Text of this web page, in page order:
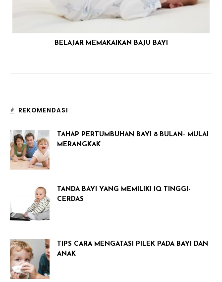
BELAJAR MEMAKAIKAN BAJU BAYI
REKOMENDASI
TAHAP PERTUMBUHAN BAYI 8 BULAN- MULAI
MERANGKAK
TANDA BAYI YANG MEMILIKI IQ TINGGI-
CERDAS
TIPS CARA MENGATASI PILEK PADA BAYI DAN
ANAK